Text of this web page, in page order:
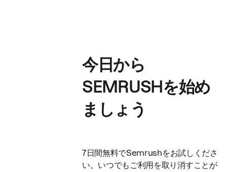
今日から
SEMRUSHを始め
ましょう
7日間無料でSemrushをお試しくださ
い。いつでもご利用を取り消すことが